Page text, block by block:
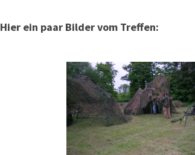
Hier ein paar Bilder vom Treffen: